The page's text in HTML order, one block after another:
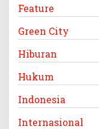
Feature
Green City
Hiburan
Hukum
Indonesia
Internasional